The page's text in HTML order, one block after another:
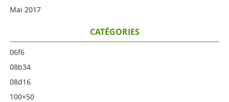
Mai 2017
CATÉGORIES
06f6
08b34
08d16
100×50